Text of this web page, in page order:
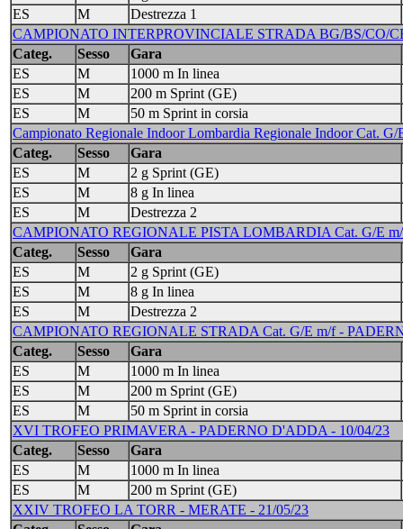
ES
M
Destrezza 1
CAMPIONATO INTERPROVINCIALE STRADA BG/BS/CO/
Categ.
Sesso
Gara
ES
M
1000 m In linea
ES
M
200 m Sprint (GE)
ES
M
50 m Sprint in corsia
Campionato Regionale Indoor Lombardia Regionale Indoor Cat.
Categ.
Sesso
Gara
ES
M
2 g Sprint (GE)
ES
M
8 g In linea
ES
M
Destrezza 2
CAMPIONATO REGIONALE PISTA LOMBARDIA Cat. G/E
Categ.
Sesso
Gara
ES
M
2 g Sprint (GE)
ES
M
8 g In linea
ES
M
Destrezza 2
CAMPIONATO REGIONALE STRADA Cat. G/E m/f -
Categ.
Sesso
Gara
ES
M
1000 m In linea
ES
M
200 m Sprint (GE)
ES
M
50 m Sprint in corsia
XVI TROFEO PRIMAVERA - PADERNO D'ADDA - 10/04/23
Categ.
Sesso
Gara
ES
M
1000 m In linea
ES
M
200 m Sprint (GE)
XXIV TROFEO LA TORR - MERATE - 21/05/23